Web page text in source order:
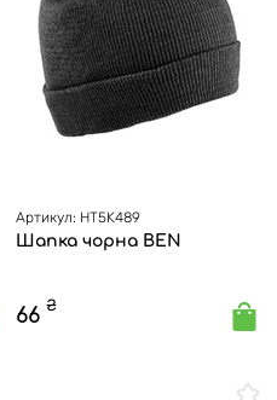
Артикул: HT5K489
Шапка чорна BEN
66 ₴